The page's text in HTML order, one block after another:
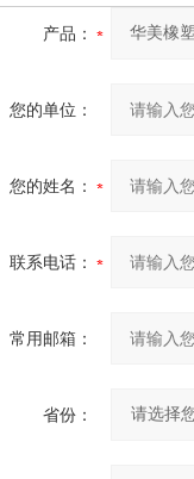
产品：
您的单位：
您的姓名：
联系电话：
常用邮箱：
省份：